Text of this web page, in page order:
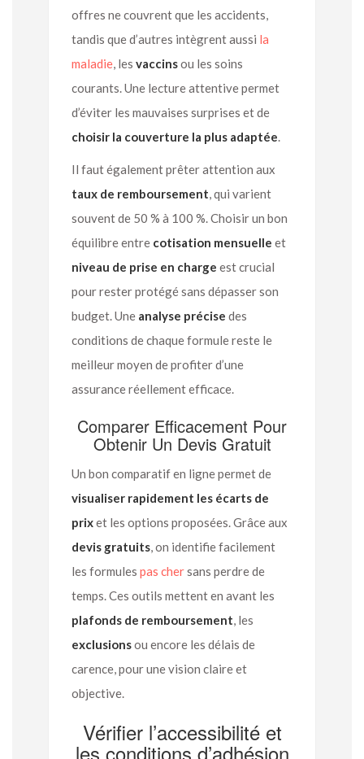
offres ne couvrent que les accidents,
tandis que d’autres intègrent aussi la
maladie, les vaccinsou les soins
courants. Une lecture attentive permet
d’éviter les mauvaises surprises et de
choisir la couverture la plus adaptée.
Il faut également prêter attention aux
taux de remboursement, qui varient
souvent de 50 % à 100 %. Choisir un bon
équilibre entre cotisation mensuelle et
niveau de prise en charge est crucial
pour rester protégé sans dépasser son
budget. Une analyse précise des
conditions de chaque formule reste le
meilleur moyen de profiter d’une
assurance réellement efficace.
Comparer Efficacement Pour
Obtenir Un Devis Gratuit
Un bon comparatif en ligne permet de
visualiser rapidement les écarts de
prixet les options proposées. Grâce aux
devis gratuits, on identifie facilement
les formules pas chersans perdre de
temps. Ces outils mettent en avant les
plafonds de remboursement, les
exclusionsou encore les délais de
carence, pour une vision claire et
objective.
Vérifier l’accessibilité et
les conditions d’adhésion